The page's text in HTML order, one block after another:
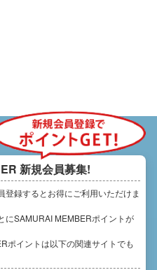
新規会員募集!
登録するとお得にご利用いただけま
にSAMURAI MEMBERポイントが
ポイントは以下の関連サイトでも